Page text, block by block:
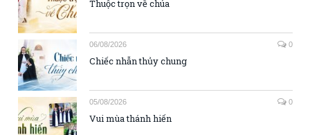
Thuộc trọn về chúa
06/08/2026 0
Chiếc nhẫn thủy chung
05/08/2026 0
Vui mùa thánh hiến